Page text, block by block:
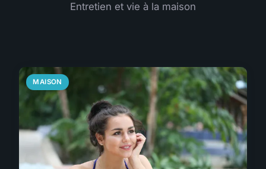
Entretien et vie à la maison
MAISON